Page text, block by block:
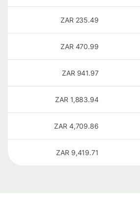
235.49
ZAR
470.99
ZAR
941.97
ZAR
1,883.94
ZAR
4,709.86
ZAR
9,419.71
ZAR